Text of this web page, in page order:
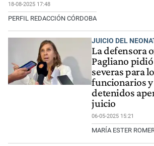
18-08-2025 17:48
PERFIL REDACCIÓN CÓRDOBA
JUICIO DEL
La defensora
Pagliano
severas para
funcionarios y
detenidos
juicio
06-05-2025 15:21
MARÍA ESTER